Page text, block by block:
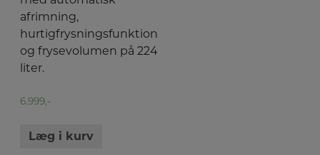
afrimning,
hurtigfrysningsfunktion
og frysevolumen på 224
liter.
6.999,-
Læg i kurv